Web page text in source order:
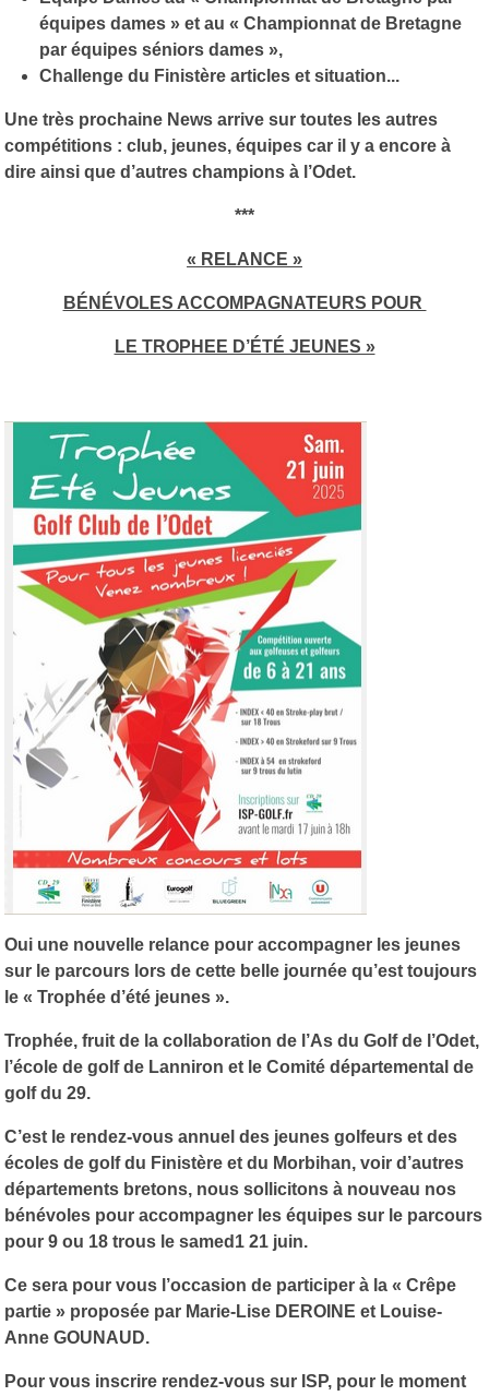
équipes dames » et au « Championnat de Bretagne
par équipes séniors dames »,
Challenge du Finistère articles et situation...
Une très prochaine News arrive sur toutes les autres
compétitions : club, jeunes, équipes car il y a encore à
dire ainsi que d’autres champions à l’Odet.
***
« RELANCE »
BÉNÉVOLES ACCOMPAGNATEURS POUR
LE TROPHEE D’ÉTÉ JEUNES »
Oui une nouvelle relance pour accompagner les jeunes
sur le parcours lors de cette belle journée qu’est toujours
le « Trophée d’été jeunes ».
Trophée, fruit de la collaboration de l’As du Golf de l’Odet,
l’école de golf de Lanniron et le Comité départemental de
golf du 29.
C’est le rendez-vous annuel des jeunes golfeurs et des
écoles de golf du Finistère et du Morbihan, voir d’autres
départements bretons, nous sollicitons à nouveau nos
bénévoles pour accompagner les équipes sur le parcours
pour 9 ou 18 trous le samed1 21 juin.
Ce sera pour vous l’occasion de participer à la « Crêpe
partie » proposée par Marie-Lise DEROINE et Louise-
Anne GOUNAUD.
Pour vous inscrire rendez-vous sur ISP, pour le moment